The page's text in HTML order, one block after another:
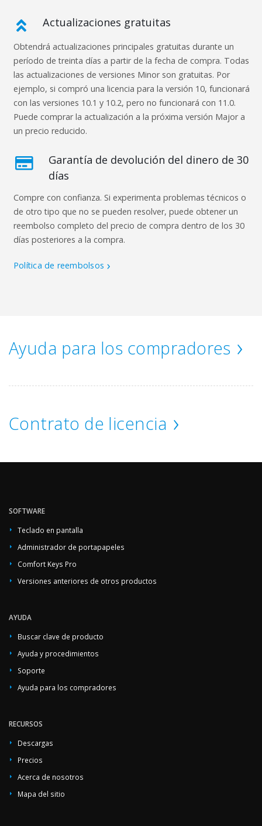
Actualizaciones gratuitas
Obtendrá actualizaciones principales gratuitas durante un
período de treinta días a partir de la fecha de compra. Todas
las actualizaciones de versiones Minor son gratuitas. Por
ejemplo, si compró una licencia para la versión 10, funcionará
con las versiones 10.1 y 10.2, pero no funcionará con 11.0.
Puede comprar la actualización a la próxima versión Major a
un precio reducido.
Garantía de devolución del dinero de 30
días
Compre con confianza. Si experimenta problemas técnicos o
de otro tipo que no se pueden resolver, puede obtener un
reembolso completo del precio de compra dentro de los 30
días posteriores a la compra.
Política de reembolsos
Ayuda para los compradores
Contrato de licencia
SOFTWARE
Teclado en pantalla
Administrador de portapapeles
Comfort Keys Pro
Versiones anteriores de otros productos
AYUDA
Buscar clave de producto
Ayuda y procedimientos
Soporte
Ayuda para los compradores
RECURSOS
Descargas
Precios
Acerca de nosotros
Mapa del sitio